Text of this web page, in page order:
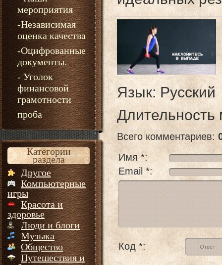
мероприятия
-Независимая
оценка качества
-Оцифрованные
документы.
- Уголок
финансовой
грамотности
проба
Категории
раздела
Другое
Компьютерные
игры
Красота и
здоровье
Люди и блоги
Музыка
Общество
Путешествия и
Язык: Русский
Длительность
Всего комментариев:
Имя *:
Email *:
Код *: